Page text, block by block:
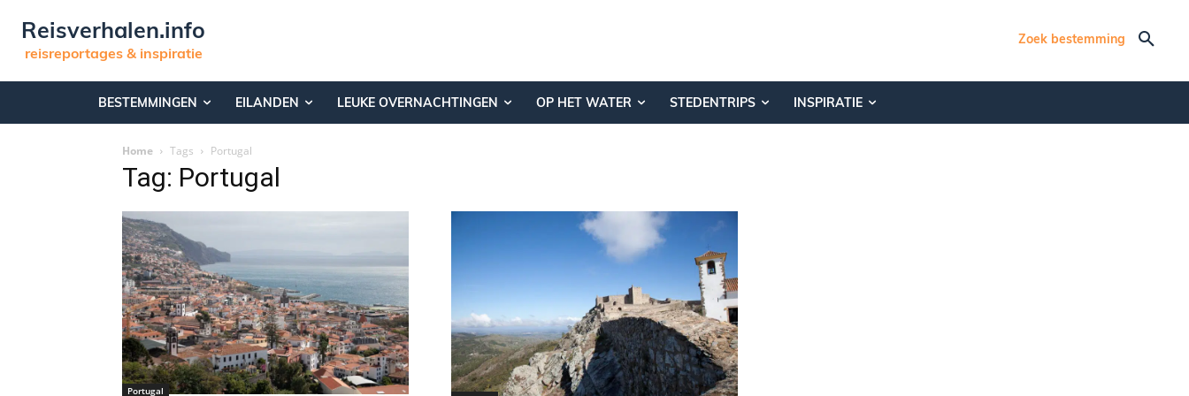
Reisverhalen.info
reisreportages & inspiratie
Zoek bestemming
BESTEMMINGEN EILANDEN LEUKE OVERNACHTINGEN OP HET WATER STEDENTRIPS INSPIRATIE
Home Tags Portugal
Tag: Portugal
Portugal